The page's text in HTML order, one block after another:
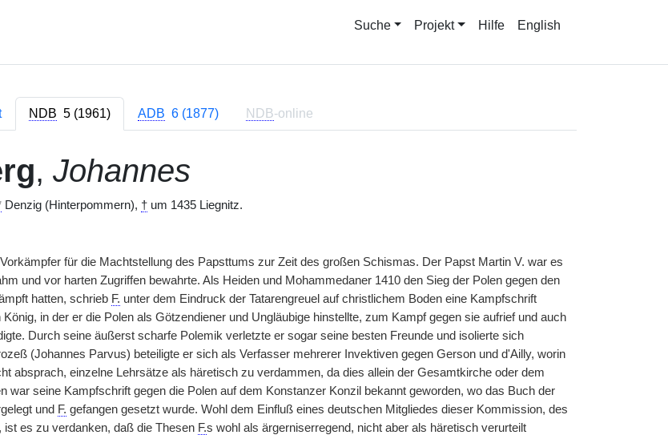
Suche Projekt Hilfe English
NDB 5 (1961) ADB 6 (1877) NDB-online
, Johannes
Denzig (Hinterpommern), †um 1435 Liegnitz.
für die Machtstellung des Papsttums zur Zeit des großen Schismas. Der Papst Martin V. war es
und vor harten Zugriffen bewahrte. Als Heiden und Mohammedaner 1410 den Sieg der Polen gegen den
hatten, schrieb F. unter dem Eindruck der Tatarengreuel auf christlichem Boden eine Kampfschrift
in der er die Polen als Götzendiener und Ungläubige hinstellte, zum Kampf gegen sie aufrief und auch
Durch seine äußerst scharfe Polemik verletzte er sogar seine besten Freunde und isolierte sich
(Johannes Parvus) beteiligte er sich als Verfasser mehrerer Invektiven gegen Gerson und d'Ailly, worin
absprach, einzelne Lehrsätze als häretisch zu verdammen, da dies allein der Gesamtkirche oder dem
war seine Kampfschrift gegen die Polen auf dem Konstanzer Konzil bekannt geworden, wo das Buch der
und F. gefangen gesetzt wurde. Wohl dem Einfluß eines deutschen Mitgliedes dieser Kommission, des
ist es zu verdanken, daß die Thesen F.s wohl als ärgerniserregend, nicht aber als häretisch verurteilt